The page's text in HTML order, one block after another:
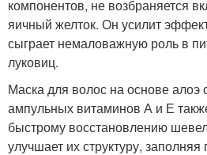
компонентов, не возбраняется
яичный желток. Он усилит
сыграет немаловажную роль в
луковиц.
Маска для волос на основе алоэ
ампульных витаминов А и Е
быстрому восстановлению
улучшает их структуру,